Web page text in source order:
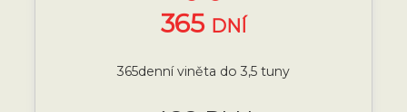
365 DNÍ
365denní viněta do 3,5 tuny